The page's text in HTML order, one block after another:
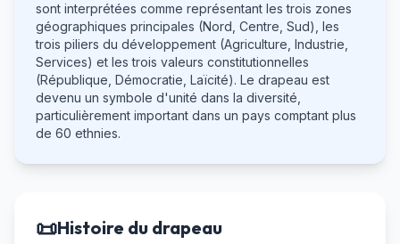
sont interprétées comme représentant les trois zones
géographiques principales (Nord, Centre, Sud), les
trois piliers du développement (Agriculture, Industrie,
Services) et les trois valeurs constitutionnelles
(République, Démocratie, Laïcité). Le drapeau est
devenu un symbole d'unité dans la diversité,
particulièrement important dans un pays comptant plus
de 60 ethnies.
📜Histoire du drapeau